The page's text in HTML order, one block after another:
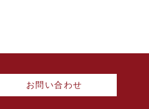
お問い合わせ